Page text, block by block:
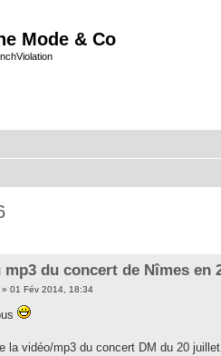
Mode & Co
mp3 du concert de Nîmes en
» 01 Fév 2014, 18:34
la vidéo/mp3 du concert DM du 20